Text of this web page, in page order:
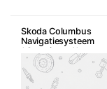
Skoda Columbus
Navigatiesysteem
*Gereviseerd*